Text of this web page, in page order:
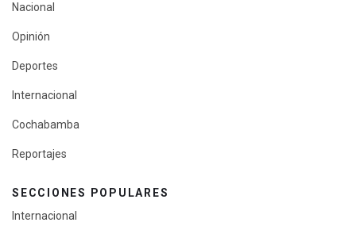
Nacional
Opinión
Deportes
Internacional
Cochabamba
Reportajes
SECCIONES POPULARES
Internacional